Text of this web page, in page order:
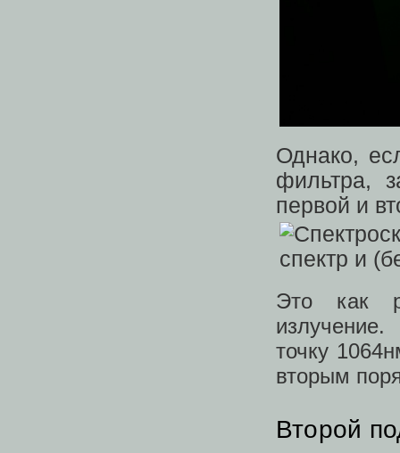
Однако,
фильтра,
первой и
Это как
точку
вторым
Второй